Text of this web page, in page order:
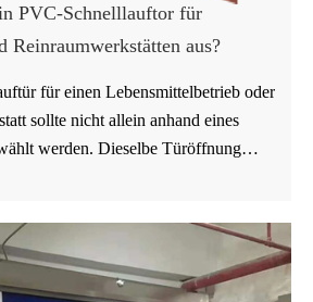
PVC-Schnelllauftor für
Reinraumwerkstätten aus?
für einen Lebensmittelbetrieb oder
sollte nicht allein anhand eines
werden. Dieselbe Türöffnung
Staubkontrolle oder die regelmäßige
Wenn in der Angebotsanfrage
steht, versteht